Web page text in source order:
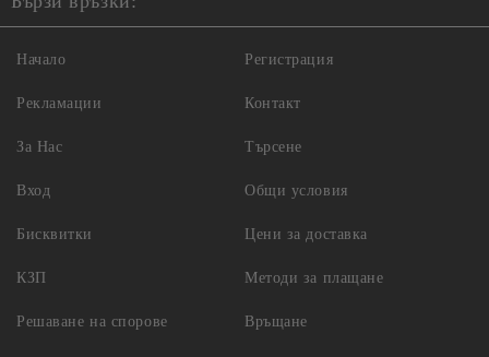
Начало
Рекламации
За Нас
Вход
Регистрация
Контакт
Търсене
Общи условия
Бисквитки
КЗП
Решаване на спорове
Цени за доставка
Методи за плащане
Връщане